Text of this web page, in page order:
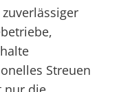
Streuen